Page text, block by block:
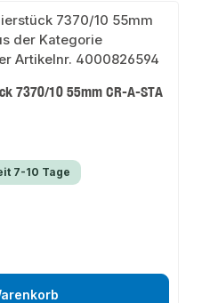
7370/10 55mm CR-A-STA
7-10 Tage